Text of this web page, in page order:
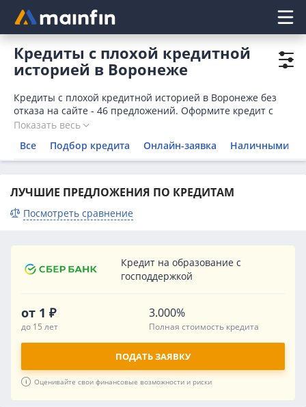
Главное меню
Кредиты с плохой кредитной
историей в Воронеже
Кредиты с плохой кредитной историей в Воронеже без
отказа на сайте - 46 предложений. Оформите кредит с
плохой КИ онлайн срочно в одном из банков или
кредитной историей.
Показать весь
Все
Подбор кредита Онлайн-заявка Наличными
ЛУЧШИЕ ПРЕДЛОЖЕНИЯ ПО КРЕДИТАМ
Посмотреть сравнение
Кредит на образование с
господдержкой
от 1 ₽
до 15 лет
3.000%
Полная стоимость кредита
ПОДАТЬ ЗАЯВКУ
Оценивайте свои финансовые возможности и риски